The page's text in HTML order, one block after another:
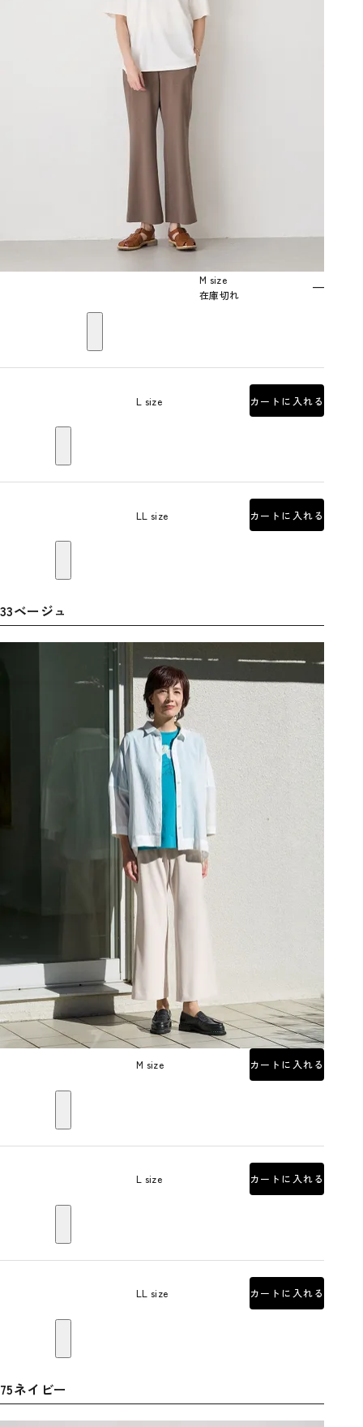
M size
在庫切れ
—
L size カートに入れる
LL size カートに入れる
33ベージュ
M size カートに入れる
L size カートに入れる
LL size カートに入れる
75ネイビー